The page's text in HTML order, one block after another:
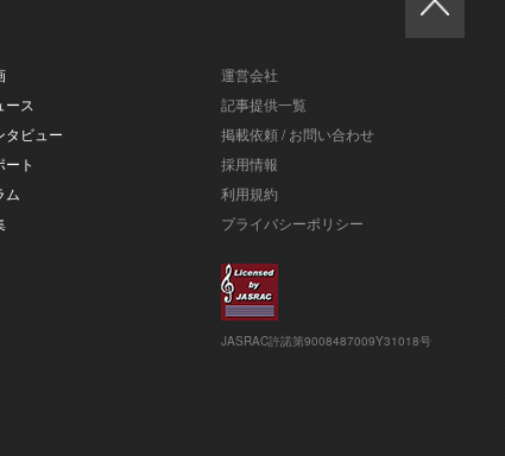
ース
タビュー
ート
ム
運営会社
記事提供一覧
掲載依頼 / お問い合わせ
採用情報
利用規約
プライバシーポリシー
JASRAC許諾第9008487009Y31018号